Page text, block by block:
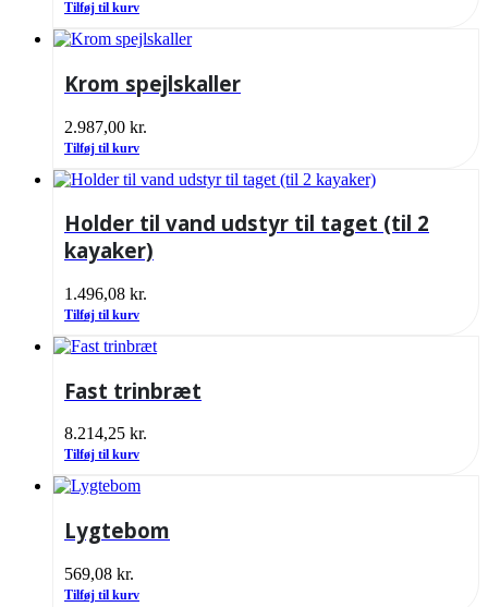
Tilføj til kurv
Krom spejlskaller
2.987,00 kr.
Tilføj til kurv
Holder til vand udstyr til taget (til 2
kayaker)
1.496,08 kr.
Tilføj til kurv
Fast trinbræt
8.214,25 kr.
Tilføj til kurv
Lygtebom
569,08 kr.
Tilføj til kurv